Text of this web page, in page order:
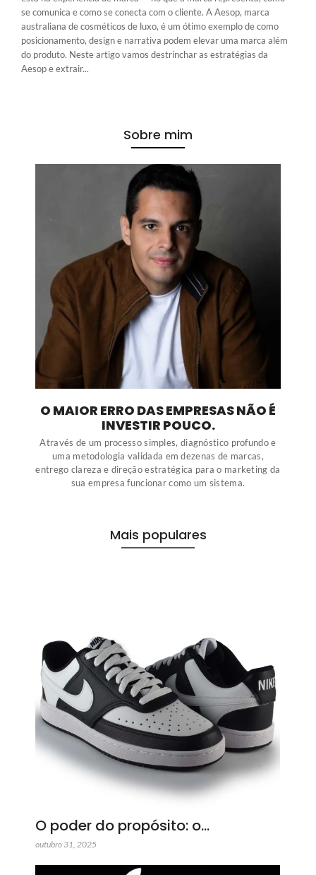
se comunica e como se conecta com o cliente. A Aesop, marca
australiana de cosméticos de luxo, é um ótimo exemplo de como
posicionamento, design e narrativa podem elevar uma marca além
do produto. Neste artigo vamos destrinchar as estratégias da
Aesop e extrair...
Sobre mim
O MAIOR ERRO DAS EMPRESAS NÃO É
INVESTIR POUCO.
Através de um processo simples, diagnóstico profundo e
uma metodologia validada em dezenas de marcas,
entrego clareza e direção estratégica para o marketing da
sua empresa funcionar como um sistema.
Mais populares
O poder do propósito: o…
outubro 31, 2025